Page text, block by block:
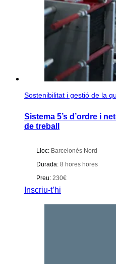
Sostenibilitat i gestió de la
Sistema 5’s d’ordre i
de treball
Lloc: Barcelonès Nord
Durada: 8 hores hores
Preu: 230€
Inscriu-t’hi